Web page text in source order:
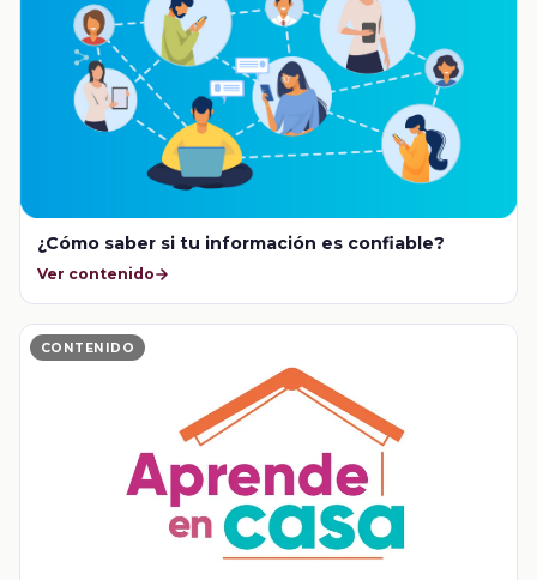
¿Cómo saber si tu información es confiable?
Ver contenido
CONTENIDO